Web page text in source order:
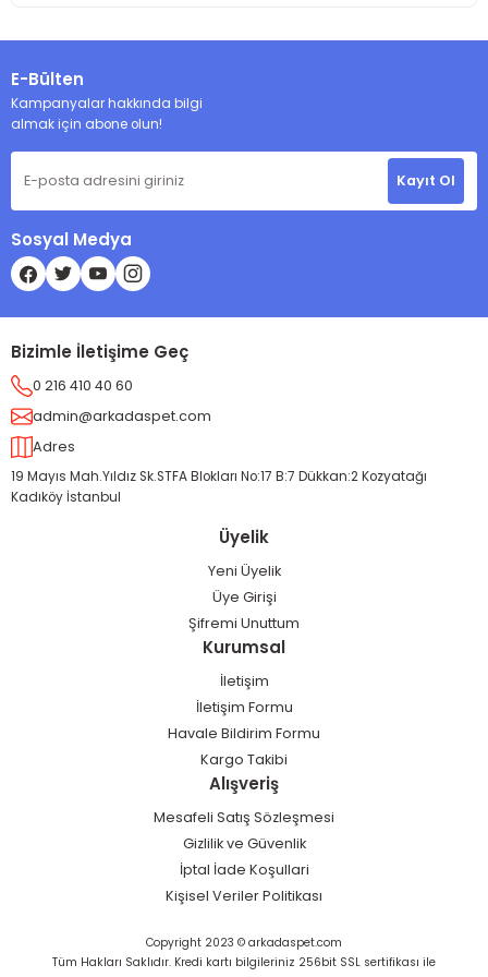
E-Bülten
Kampanyalar hakkında bilgi
almak için abone olun!
Kayıt Ol
Sosyal Medya
Bizimle İletişime Geç
0 216 410 40 60
admin@arkadaspet.com
Adres
19 Mayıs Mah.Yıldız Sk.STFA Blokları No:17 B:7 Dükkan:2 Kozyatağı
Kadıköy İstanbul
Üyelik
Yeni Üyelik
Üye Girişi
Şifremi Unuttum
Kurumsal
İletişim
İletişim Formu
Havale Bildirim Formu
Kargo Takibi
Alışveriş
Mesafeli Satış Sözleşmesi
Gizlilik ve Güvenlik
İptal İade Koşullari
Kişisel Veriler Politikası
Copyright 2023 © arkadaspet.com
Tüm Hakları Saklıdır. Kredi kartı bilgileriniz 256bit SSL sertifikası ile